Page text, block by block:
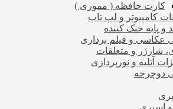
کارت حافظه ( مموری )
کامپیوتر و لپ تاپ
و پایه خنک کننده
عکاسی و فیلم برداری
شارژر و متعلقات
آتلیه و نورپردازی
دوچرخه
اسپری